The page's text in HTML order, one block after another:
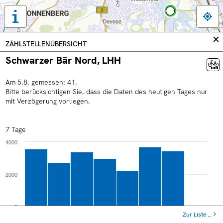
Tastaturbedienung,
Legende
und
weitere
Informationen
anzeigen
ZÄHLSTELLENÜBERSICHT
Schwarzer Bär Nord, LHH
Am 5.8. gemessen: 41.
Bitte berücksichtigen Sie, dass die Daten des heutigen Tages nur
mit Verzögerung vorliegen.
7 Tage
Mi
0
2000
4000
Zur Liste …